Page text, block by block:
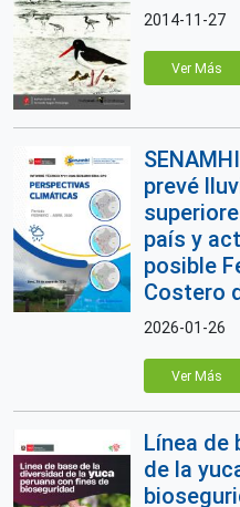
2014-11-27
Ver Más
prevé
país y
posible
Costero
2026-01-26
Ver Más
Línea de
de la